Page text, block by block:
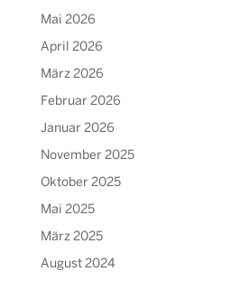
Mai 2026
April 2026
März 2026
Februar 2026
Januar 2026
November 2025
Oktober 2025
Mai 2025
März 2025
August 2024